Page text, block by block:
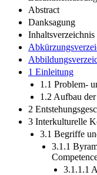
Zusammenfassung
Abstract
Danksagung
Inhaltsverzeichnis
1 Einleitung
1.1 Problem-
1.2 Aufbau
2
3 Interkulturelle
3.1 Begriffe
3.1.1